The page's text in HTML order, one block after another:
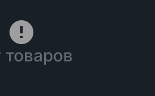
товаров